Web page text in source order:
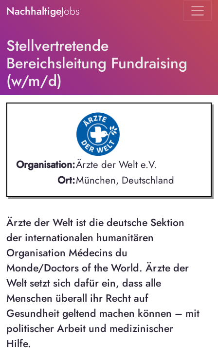
NachhaltigeJobs
Stellvertretende
Bereichsleitung Fundraising
(w/m/d)
Organisation:Ärzte der Welt e.V.
Ort:München, Deutschland
Ärzte der Welt ist die deutsche Sektion
der internationalen humanitären
Organisation Médecins du
Monde/Doctors of the World. Ärzte der
Welt setzt sich dafür ein, dass alle
Menschen überall ihr Recht auf
Gesundheit geltend machen können – mit
politischer Arbeit und medizinischer
Hilfe.